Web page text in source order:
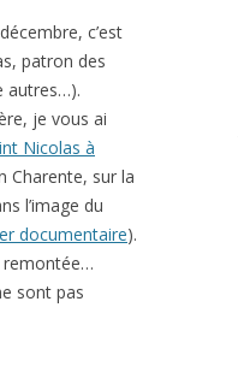
c’est
patron des
autres…).
je vous ai
Nicolas à
Charente, sur la
l’image du
documentaire).
remontée…
sont pas